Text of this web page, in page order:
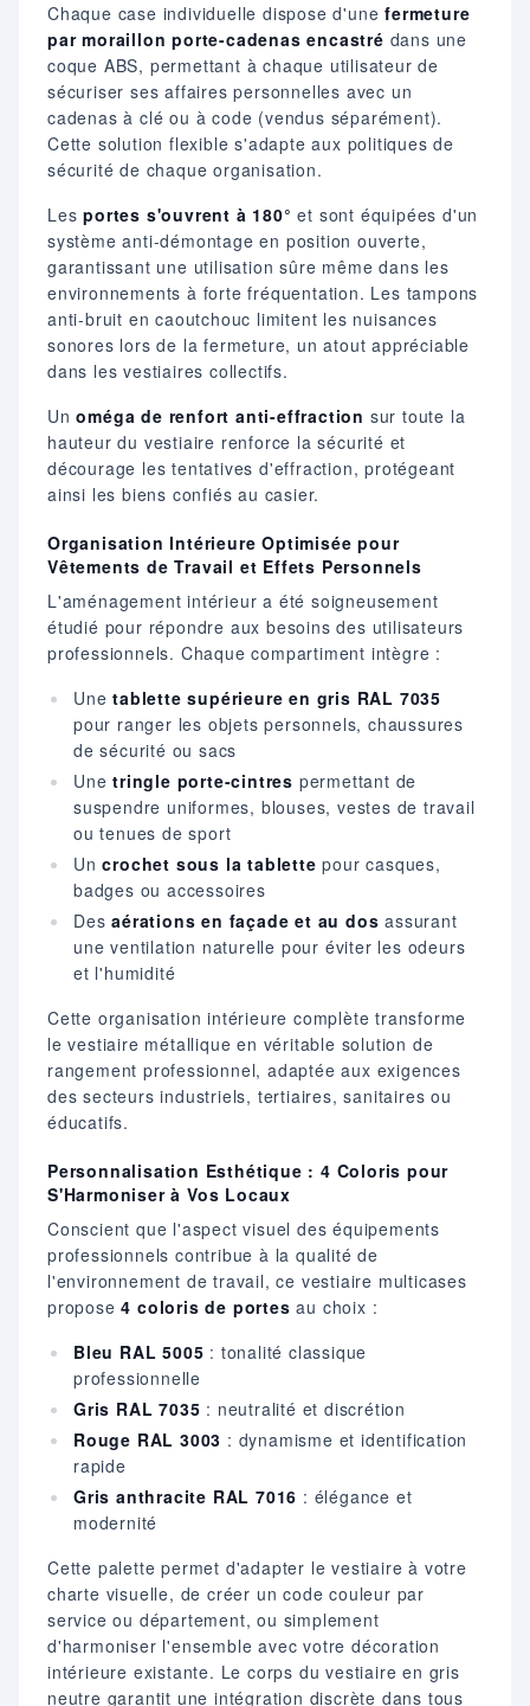
Chaque case individuelle dispose d'unefermeture
par moraillon porte-cadenas encastré dans une
coque ABS, permettant à chaque utilisateur de
sécuriser ses affaires personnelles avec un
cadenas à clé ou à code (vendus séparément).
Cette solution flexible s'adapte aux politiques de
sécurité de chaque organisation.
Lesportes s'ouvrent à 180° et sont équipées d'un
système anti-démontage en position ouverte,
garantissant une utilisation sûre même dans les
environnements à forte fréquentation. Les tampons
anti-bruit en caoutchouc limitent les nuisances
sonores lors de la fermeture, un atout appréciable
dans les vestiaires collectifs.
Unoméga de renfort anti-effraction sur toute la
hauteur du vestiaire renforce la sécurité et
décourage les tentatives d'effraction, protégeant
ainsi les biens confiés au casier.
Organisation Intérieure Optimisée pour
Vêtements de Travail et Effets Personnels
L'aménagement intérieur a été soigneusement
étudié pour répondre aux besoins des utilisateurs
professionnels. Chaque compartiment intègre :
Unetablette supérieure en gris RAL 7035
pour ranger les objets personnels, chaussures
de sécurité ou sacs
Unetringle porte-cintres permettant de
suspendre uniformes, blouses, vestes de travail
ou tenues de sport
Uncrochet sous la tablette pour casques,
badges ou accessoires
Desaérations en façade et au dos assurant
une ventilation naturelle pour éviter les odeurs
et l'humidité
Cette organisation intérieure complète transforme
le vestiaire métallique en véritable solution de
rangement professionnel, adaptée aux exigences
des secteurs industriels, tertiaires, sanitaires ou
éducatifs.
Personnalisation Esthétique : 4 Coloris pour
S'Harmoniser à Vos Locaux
Conscient que l'aspect visuel des équipements
professionnels contribue à la qualité de
l'environnement de travail, ce vestiaire multicases
propose4 coloris de portes au choix :
Bleu RAL 5005 : tonalité classique
professionnelle
Gris RAL 7035 : neutralité et discrétion
Rouge RAL 3003 : dynamisme et identification
rapide
Gris anthracite RAL 7016 : élégance et
modernité
Cette palette permet d'adapter le vestiaire à votre
charte visuelle, de créer un code couleur par
service ou département, ou simplement
d'harmoniser l'ensemble avec votre décoration
intérieure existante. Le corps du vestiaire en gris
neutre garantit une intégration discrète dans tous